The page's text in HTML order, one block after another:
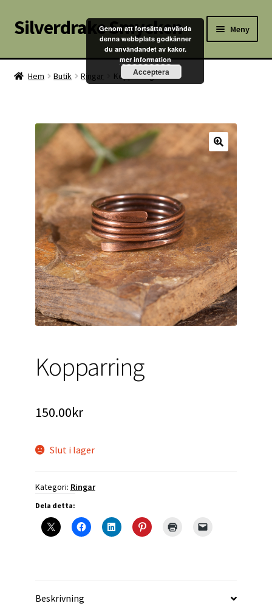
Hoppa
till
Hoppa
till
Silverdrake Smycken Meny
Hem
Kontakta oss
Butik
Kassan
Mitt konto
Hem Butik Ringar Kopparring
Kopparring
150.00kr
Slut i lager
Kategori: Ringar
Dela detta:
Beskrivning
Genom att fortsätta använda
denna webbplats godkänner
du användandet av kakor.
mer information
Acceptera